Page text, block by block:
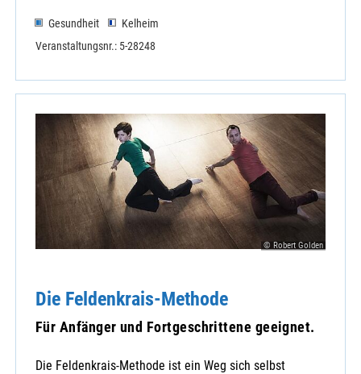
Gesundheit
Kelheim
Veranstaltungsnr.: 5-28248
© Robert Golden
Die Feldenkrais-Methode
Für Anfänger und Fortgeschrittene geeignet.
Die Feldenkrais-Methode ist ein Weg sich selbst